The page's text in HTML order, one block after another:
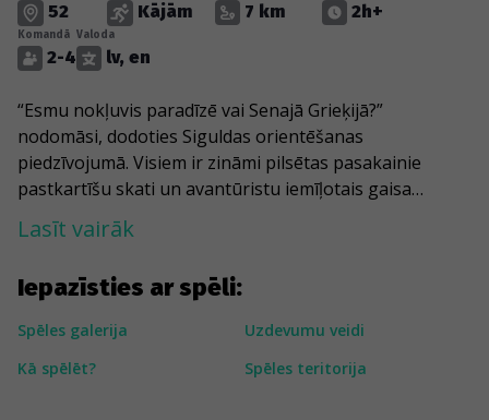
Iepazīsties ar spēli:
Spēles galerija
Uzdevumu veidi
Kā spēlēt?
Spēles teritorija
52 Kājām 7 km 2h+
Komandā
2-4
Valoda
lv, en
“Esmu nokļuvis paradīzē vai Senajā Grieķijā?”
nodomāsi, dodoties Siguldas orientēšanas
piedzīvojumā. Visiem ir zināmi pilsētas pasakainie
pastkartīšu skati un avantūristu iemīļotais gaisa
vagoniņš, bet kur paslēpušās Siguldas laimīgās bites,
metāllūžņu bruņinieki un sarkans mocis, kurš lepni
noskaidrosi, kur sākas piedzīvojumi, glabājas pilsētas
atslēgas un mīt pūces un pat gigantiska skudra.
Turklāt pa ceļam ieraudzīsi Rīgas Laimas pulksteņa
dubultnieku un šķērsosi Santjago ceļu.
Lasīt vairāk